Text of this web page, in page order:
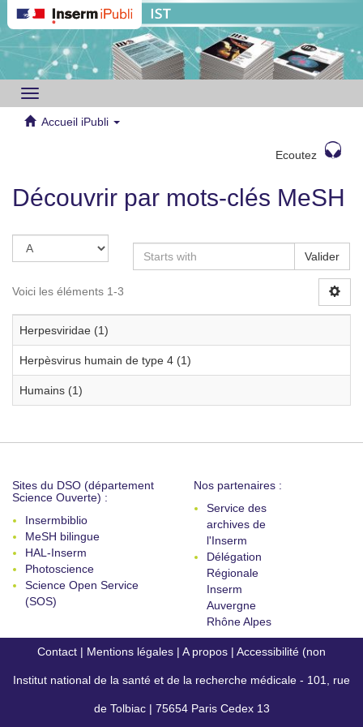
Toggle
navigation
Accueil iPubli
Ecoutez
Découvrir par mots-clés MeSH
Valider
Voici les éléments 1-3
Herpesviridae (1)
Herpèsvirus humain de type 4 (1)
Humains (1)
Sites du DSO (département
Science Ouverte) :
Insermbiblio
MeSH bilingue
HAL-Inserm
Photoscience
Science Open Service
(SOS)
Nos partenaires :
Service des
archives de
l'Inserm
Délégation
Régionale
Inserm
Auvergne
Rhône Alpes
Contact | Mentions légales | A propos | Accessibilité (non
conforme)
Institut national de la santé et de la recherche médicale - 101, rue
de Tolbiac | 75654 Paris Cedex 13